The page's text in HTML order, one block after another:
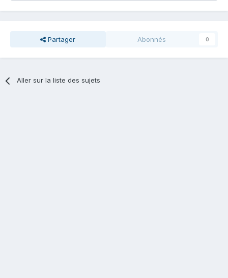
Partager Abonnés 0
Aller sur la liste des sujets